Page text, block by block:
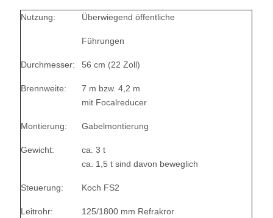
Nutzung: Überwiegend öffentliche
Führungen
Durchmesser: 56 cm (22 Zoll)
Brennweite:
7 m bzw. 4,2 m
mit Focalreducer
Montierung: Gabelmontierung
Gewicht:
ca. 3 t
ca. 1,5 t sind davon beweglich
Steuerung: Koch FS2
Leitrohr: 125/1800 mm Refrakror